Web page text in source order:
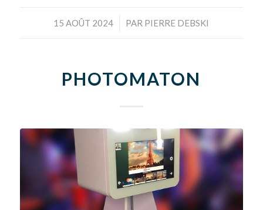
15 AOÛT 2024
/ PAR PIERRE DEBSKI
PHOTOMATON